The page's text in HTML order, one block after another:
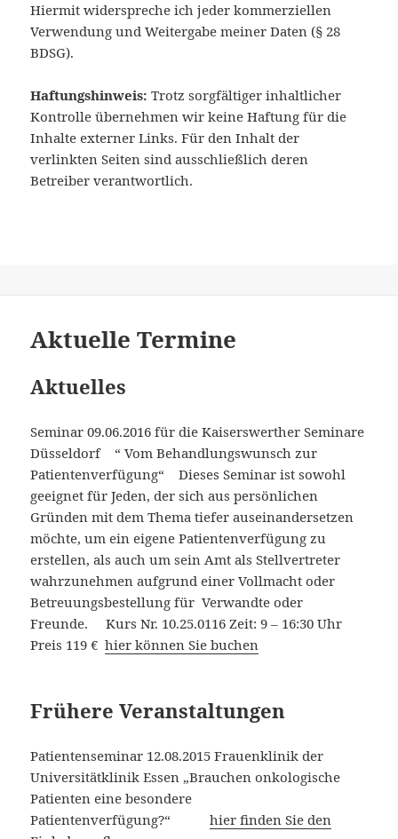
Hiermit widerspreche ich jeder kommerziellen
Verwendung und Weitergabe meiner Daten (§ 28
BDSG).
Haftungshinweis: Trotz sorgfältiger inhaltlicher
Kontrolle übernehmen wir keine Haftung für die
Inhalte externer Links. Für den Inhalt der
verlinkten Seiten sind ausschließlich deren
Betreiber verantwortlich.
Aktuelle Termine
Aktuelles
Seminar 09.06.2016 für die Kaiserswerther Seminare
Düsseldorf “ Vom Behandlungswunsch zur
Patientenverfügung“ Dieses Seminar ist sowohl
geeignet für Jeden, der sich aus persönlichen
Gründen mit dem Thema tiefer auseinandersetzen
möchte, um ein eigene Patientenverfügung zu
erstellen, als auch um sein Amt als Stellvertreter
wahrzunehmen aufgrund einer Vollmacht oder
Betreuungsbestellung für Verwandte oder
Freunde. Kurs Nr. 10.25.0116 Zeit: 9 – 16:30 Uhr
Preis 119 €hier können Sie buchen
Frühere Veranstaltungen
Patientenseminar 12.08.2015 Frauenklinik der
Universitätklinik Essen „Brauchen onkologische
Patienten eine besondere
Patientenverfügung?“hier finden Sie den